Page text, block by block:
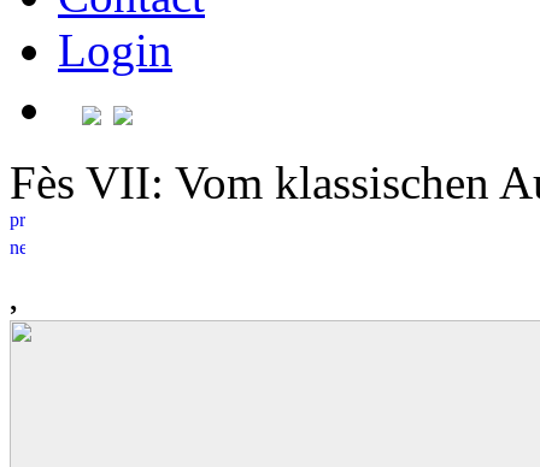
Login
Fès VII: Vom klassischen